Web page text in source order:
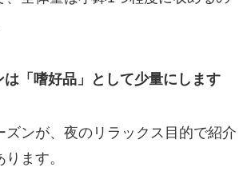
は「嗜好品」として少量にします
ズンが、夜のリラックス目的で紹介
ます。